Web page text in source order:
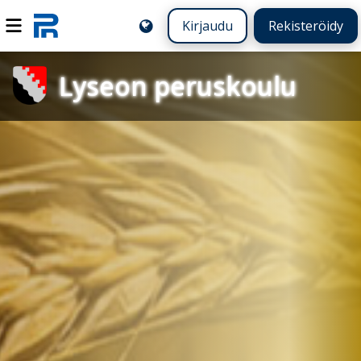
Kirjaudu Rekisteröidy
Lyseon peruskoulu